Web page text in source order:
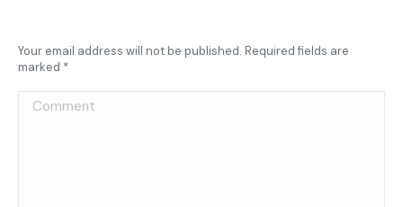
Your email address will not be published. Required fields are
marked *
Comment